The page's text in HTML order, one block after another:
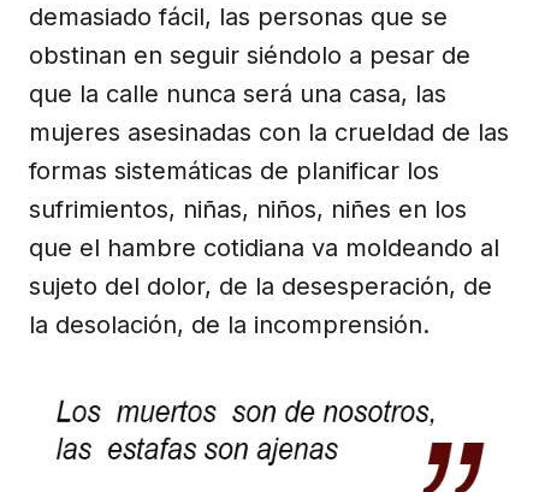
demasiado fácil, las personas que se
obstinan en seguir siéndolo a pesar de
que la calle nunca será una casa, las
mujeres asesinadas con la crueldad de las
formas sistemáticas de planificar los
sufrimientos, niñas, niños, niñes en los
que el hambre cotidiana va moldeando al
sujeto del dolor, de la desesperación, de
la desolación, de la incomprensión.